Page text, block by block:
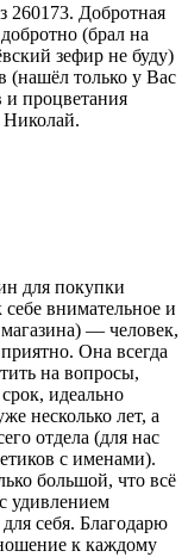
260173. Добротная
(брал на
зефир не буду)
(нашёл только у Вас
процветания
Николай.
для покупки
внимательное и
— человек,
Она всегда
на вопросы,
идеально
несколько лет, а
отдела (для нас
с именами).
большой, что всё
удивлением
себя. Благодарю
к каждому